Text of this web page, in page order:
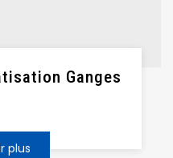
Ganges
plus